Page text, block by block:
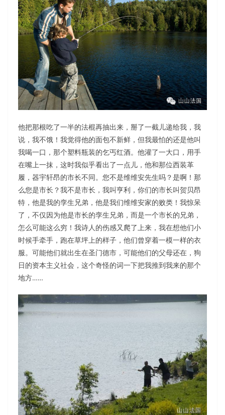
他把那根吃了一半的法棍再抽出来，掰了一截儿递给我，我
说，我不饿！我觉得他的面包不新鲜，但我最怕的还是他叫
我喝一口，那个塑料瓶装的乞丐红酒。他灌了一大口，用手
在嘴上一抹，这时我似乎看出了一点儿，他和那位西装革
履，器宇轩昂的市长不同。您不是维维安先生吗？是啊！那
么您是市长？我不是市长，我叫亨利，你们的市长叫贺贝昂
特，他是我的孪生兄弟，他是我们维维安家的败类！我惊呆
了，不仅因为他是市长的孪生兄弟，而是一个市长的兄弟，
怎么可能这么穷！我诗人的伤感又爬了上来，我在想他们小
时候手牵手，跑在草坪上的样子，他们曾穿着一模一样的衣
服。可能他们就出生在圣门德市，可能他们的父母还在，狗
日的资本主义社会，这个奇怪的词一下把我推到我来的那个
地方……